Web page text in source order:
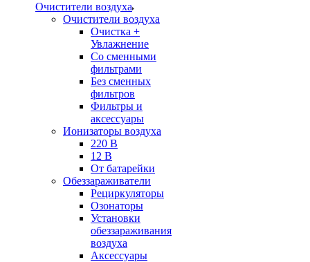
Очистители воздуха
Очистители воздуха
Очистка +
Увлажнение
Cо сменными
фильтрами
Без сменных
фильтров
Фильтры и
аксессуары
Ионизаторы воздуха
220 В
12 В
От батарейки
Обеззараживатели
Рециркуляторы
Озонаторы
Установки
обеззараживания
воздуха
Аксессуары